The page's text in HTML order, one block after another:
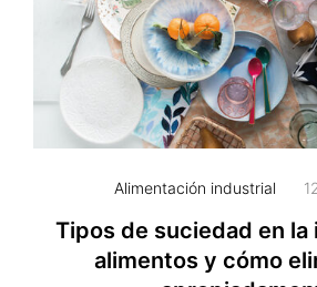
Alimentación industrial
Tipos de suciedad en la
alimentos y cómo